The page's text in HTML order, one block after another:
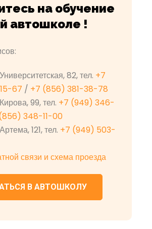
на обучение
автошколе !
82, тел. +7
67 / +7 (856) 381-38-78
99, тел. +7 (949) 346-
348-11-00
121, тел. +7 (949) 503-
связи и схема проезда
В АВТОШКОЛУ